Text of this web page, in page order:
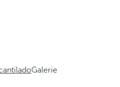
Galerie